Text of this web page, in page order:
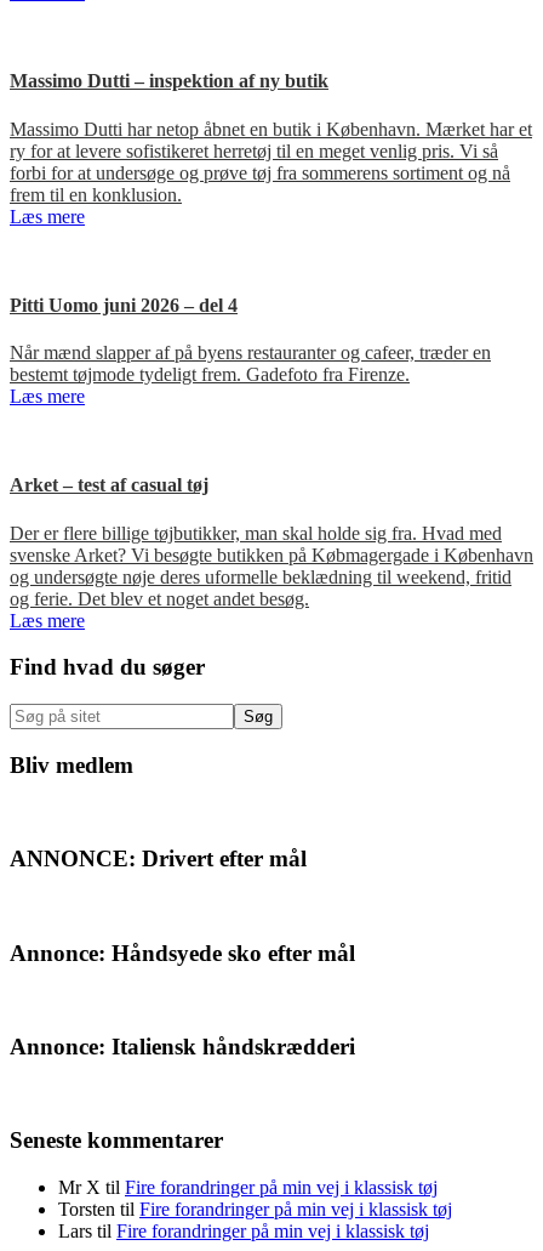
Massimo Dutti – inspektion af ny butik
Massimo Dutti har netop åbnet en butik i København. Mærket har et
ry for at levere sofistikeret herretøj til en meget venlig pris. Vi så
forbi for at undersøge og prøve tøj fra sommerens sortiment og nå
frem til en konklusion.
Læs mere
Pitti Uomo juni 2026 – del 4
Når mænd slapper af på byens restauranter og cafeer, træder en
bestemt tøjmode tydeligt frem. Gadefoto fra Firenze.
Læs mere
Arket – test af casual tøj
Der er flere billige tøjbutikker, man skal holde sig fra. Hvad med
svenske Arket? Vi besøgte butikken på Købmagergade i København
og undersøgte nøje deres uformelle beklædning til weekend, fritid
og ferie. Det blev et noget andet besøg.
Læs mere
Primær
Sidebar
Find hvad du søger
Søg
på
sitet
Bliv medlem
ANNONCE: Drivert efter mål
Annonce: Håndsyede sko efter mål
Annonce: Italiensk håndskrædderi
Seneste kommentarer
Mr X til Fire forandringer på min vej i klassisk tøj
Torsten til Fire forandringer på min vej i klassisk tøj
Lars til Fire forandringer på min vej i klassisk tøj